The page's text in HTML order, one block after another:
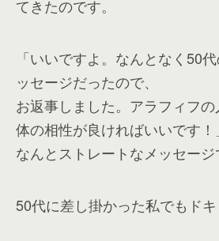
てきたのです。
「いいですよ。なんとなく50
ッセージだったので、
お返事しました。アラフィフ
体の相性が良ければいいです！
なんとストレートなメッセージ
50代に差し掛かった私でもドキ